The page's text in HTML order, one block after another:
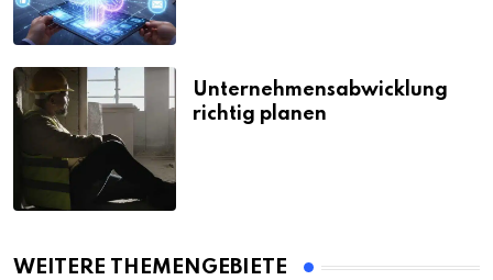
Unternehmensabwicklung
richtig planen
WEITERE THEMENGEBIETE